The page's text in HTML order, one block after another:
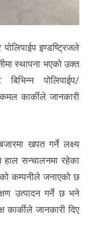
इण्डष्ट्रिजले
स्थापना भएको उक्त
पोलिपाईप/
कार्कीले जानकारी
खपत गर्ने लक्ष्य
हाल सन्चालनमा रहेका
कम्पनीले जनाएको छ
उत्पादन गर्ने छ भने
कार्कीले जानकारी दिए